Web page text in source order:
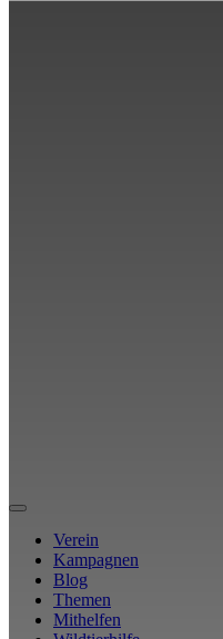
Verein
Kampagnen
Blog
Themen
Mithelfen